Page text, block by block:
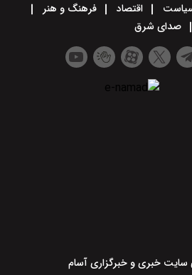
اقتصاد
فرهنگ و هنر
صدای شرق
خبری و خبرگزاری آسام